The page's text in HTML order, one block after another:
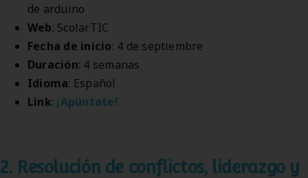
de arduino
Web: ScolarTIC
Fecha de inicio: 4 de septiembre
Duración: 4 semanas
Idioma: Español
Link: ¡Apúntate!
2. Resolución de conflictos, liderazgo y